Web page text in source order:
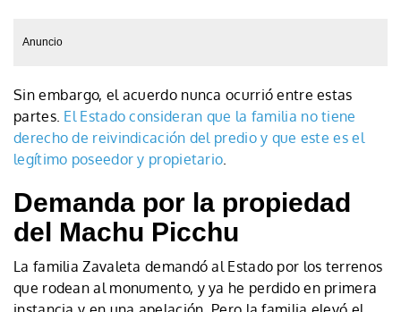
Anuncio
Sin embargo, el acuerdo nunca ocurrió entre estas
partes. El Estado consideran que la familia no tiene
derecho de reivindicación del predio y que este es el
legítimo poseedor y propietario
Demanda por la propiedad
del Machu Picchu
La familia Zavaleta demandó al Estado por los terrenos
que rodean al monumento, y ya he perdido en primera